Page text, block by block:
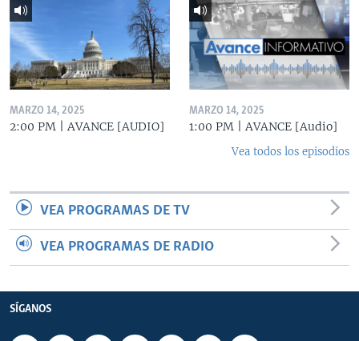
MARZO 14, 2025
2:00 PM | AVANCE [AUDIO]
MARZO 14, 2025
1:00 PM | AVANCE [Audio]
Vea todos los episodios
VEA PROGRAMAS DE TV
VEA PROGRAMAS DE RADIO
SÍGANOS